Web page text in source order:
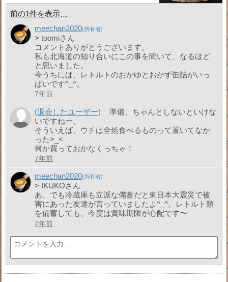
前の1件を表示
meechan2020
> toomiさん
コメントありがとうございます。
私も北海道の知り合いにこの事を聞いて、なるほど
と思いました。
今うちには、レトルトのおかゆとおかず缶詰がいっ
ぱいです^_^。
7年前
(退会したユーザー)
準備、ちゃんとしないといけな
いですねー。
そういえば、ウチは全然食べるものって置いてなか
った>_<
何か買っておかなくっちゃ！
7年前
meechan2020
> IKUKOさん
あ、でも冷蔵庫も立派な備蓄だと東日本大震災で被
害にあった友達が言っていましたよ^_^。レトルト類
を備蓄しても、今度は賞味期限が心配です〜
7年前